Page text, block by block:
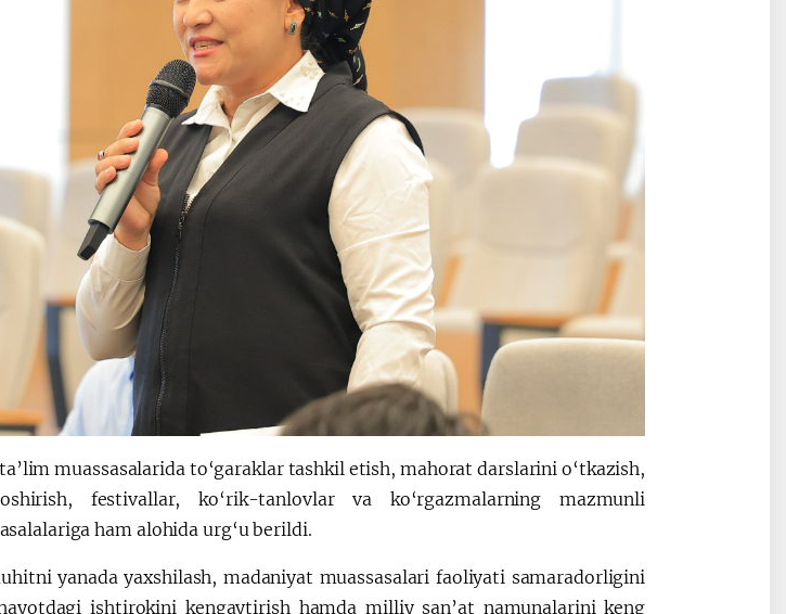
muassasalarida to‘garaklar tashkil etish, mahorat darslarini o‘tkazish,
festivallar, ko‘rik-tanlovlar va ko‘rgazmalarning mazmunli
ham alohida urg‘u berildi.
yanada yaxshilash, madaniyat muassasalari faoliyati samaradorligini
ishtirokini kengaytirish hamda milliy san’at namunalarini keng